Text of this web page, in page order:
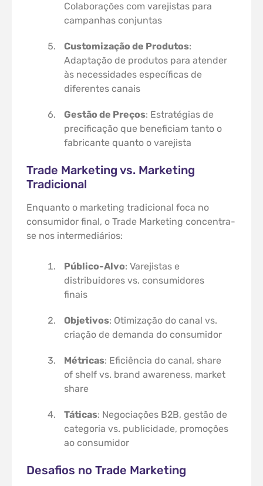
Colaborações com varejistas para
campanhas conjuntas
Customização de Produtos:
Adaptação de produtos para atender
às necessidades específicas de
diferentes canais
Gestão de Preços: Estratégias de
precificação que beneficiam tanto o
fabricante quanto o varejista
Trade Marketing vs. Marketing
Tradicional
Enquanto o marketing tradicional foca no
consumidor final, o Trade Marketing concentra-
se nos intermediários:
Público-Alvo: Varejistas e
distribuidores vs. consumidores
finais
Objetivos: Otimização do canal vs.
criação de demanda do consumidor
Métricas: Eficiência do canal, share
of shelf vs. brand awareness, market
share
Táticas: Negociações B2B, gestão de
categoria vs. publicidade, promoções
ao consumidor
Desafios no Trade Marketing